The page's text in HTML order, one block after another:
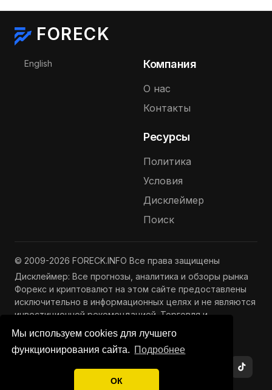
Мы используем cookies для лучшего
функционирования сайта. Подробнее
ОК
FORECK
Выберите язык
English Компания
О нас
Контакты
Ресурсы
Политика
Условия
Дисклеймер
Поиск
© 2009-2026 FORECK.INFO Все права защищены
Дисклеймер: Все прогнозы, аналитика и обзоры рынка
Форекс и криптовалют на этом сайте предоставлены
исключительно в информационных целях и не являются
инвестиционной рекомендацией. Торговля и
инвестиции связаны с риском потери капитала.
Подробнее —Полный дисклеймер